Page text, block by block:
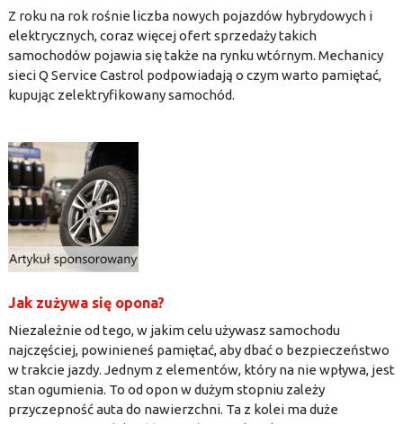
Z roku na rok rośnie liczba nowych pojazdów hybrydowych i
elektrycznych, coraz więcej ofert sprzedaży takich
samochodów pojawia się także na rynku wtórnym. Mechanicy
sieci Q Service Castrol podpowiadają o czym warto pamiętać,
kupując zelektryfikowany samochód.
Jak zużywa się opona?
Niezależnie od tego, w jakim celu używasz samochodu
najczęściej, powinieneś pamiętać, aby dbać o bezpieczeństwo
w trakcie jazdy. Jednym z elementów, który na nie wpływa, jest
stan ogumienia. To od opon w dużym stopniu zależy
przyczepność auta do nawierzchni. Ta z kolei ma duże